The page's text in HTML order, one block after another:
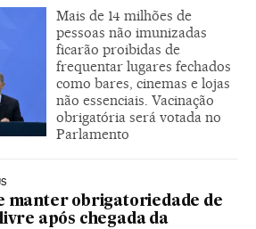
Mais de 14 milhões de
pessoas não imunizadas
ficarão proibidas de
frequentar lugares fechados
como bares, cinemas e lojas
não essenciais. Vacinação
obrigatória será votada no
Parlamento
manter obrigatoriedade de
após chegada da